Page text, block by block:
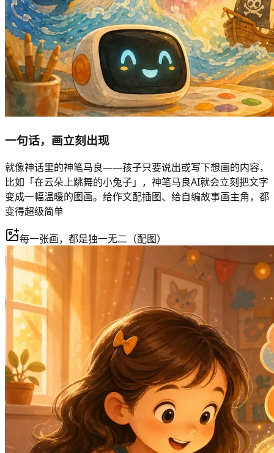
一句话，画立刻出现
就像神话里的神笔马良——孩子只要说出或写下想画的内容，
比如「在云朵上跳舞的小兔子」，神笔马良AI就会立刻把文字
变成一幅温暖的图画。给作文配插图、给自编故事画主角，都
变得超级简单
每一张画，都是独一无二（配图）